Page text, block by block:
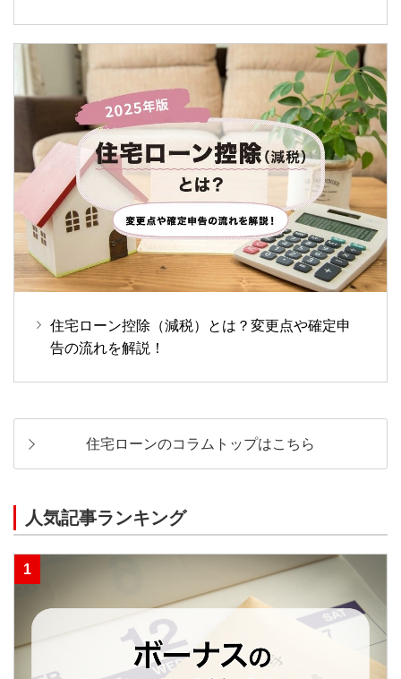
住宅ローン控除（減税）とは？変更点や確定申
告の流れを解説！
住宅ローンのコラムトップはこちら
人気記事ランキング